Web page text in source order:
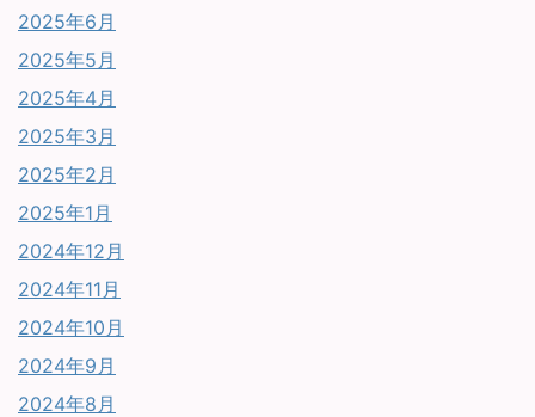
2025年6月
2025年5月
2025年4月
2025年3月
2025年2月
2025年1月
2024年12月
2024年11月
2024年10月
2024年9月
2024年8月